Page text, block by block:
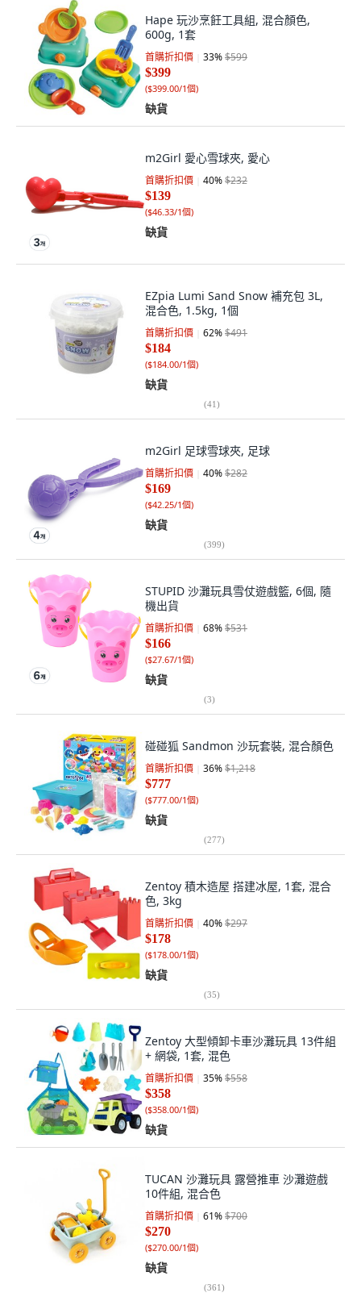
Hape 玩沙烹飪工具組, 混合顏色,
600g, 1套
首購折扣價 33%$599
$399
($399.00/1個)
缺貨
m2Girl 愛心雪球夾, 愛心
首購折扣價 40%$232
$139
($46.33/1個)
缺貨
EZpia Lumi Sand Snow 補充包 3L,
混合色, 1.5kg, 1個
首購折扣價 62%$491
$184
($184.00/1個)
缺貨
(41)
m2Girl 足球雪球夾, 足球
首購折扣價 40%$282
$169
($42.25/1個)
缺貨
(399)
STUPID 沙灘玩具雪仗遊戲籃, 6個, 隨
機出貨
首購折扣價 68%$531
$166
($27.67/1個)
缺貨
(3)
碰碰狐 Sandmon 沙玩套裝, 混合顏色
首購折扣價 36%$1,218
$777
($777.00/1個)
缺貨
(277)
Zentoy 積木造屋 搭建冰屋, 1套, 混合
色, 3kg
首購折扣價 40%$297
$178
($178.00/1個)
缺貨
(35)
Zentoy 大型傾卸卡車沙灘玩具 13件組
+ 網袋, 1套, 混色
首購折扣價 35%$558
$358
($358.00/1個)
缺貨
TUCAN 沙灘玩具 露營推車 沙灘遊戲
10件組, 混合色
首購折扣價 61%$700
$270
($270.00/1個)
缺貨
(361)